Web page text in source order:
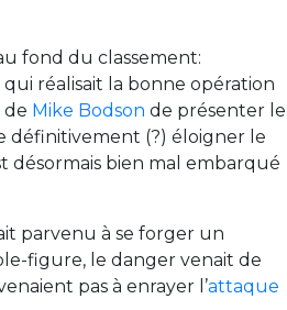
fond du classement:
réalisait la bonne opération
de Mike Bodson de présenter le
définitivement (?) éloigner le
désormais bien mal embarqué
parvenu à se forger un
figure, le danger venait de
pas à enrayer l’attaque